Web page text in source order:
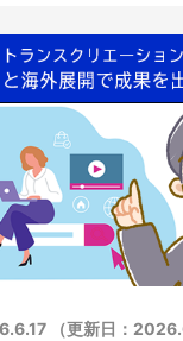
（更新日：